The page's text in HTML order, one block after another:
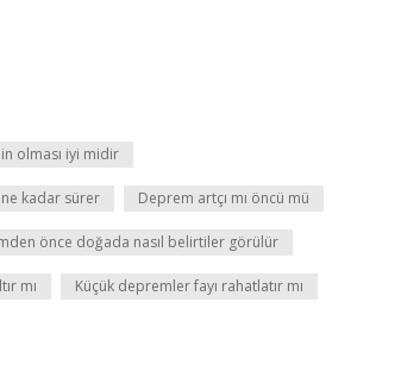
olması iyi midir
ne kadar sürer Deprem artçı mı öncü mü
önce doğada nasıl belirtiler görülür
mı Küçük depremler fayı rahatlatır mı